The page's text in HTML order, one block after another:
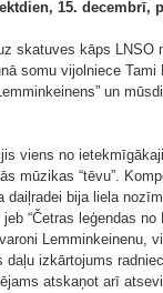
15. decembrī,
skatuves kāps
somu vijolniece
un
viens no
mūzikas “tēvu”.
daiļradei bija liela
jeb “Četras leģendas
Lemminkeinenu,
izkārtojums
atskaņot arī